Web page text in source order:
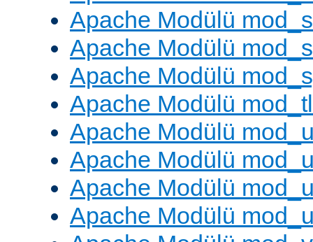
Apache Modülü
Apache Modülü
Apache Modülü
Apache Modülü
Apache Modülü
Apache Modülü
Apache Modülü
Apache Modülü